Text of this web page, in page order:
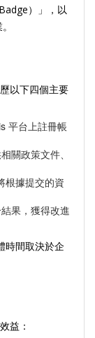
）」，以
以下四個主要
平台上註冊帳
關政策文件、
根據提交的資
果，獲得改進
時間取決於企
益：